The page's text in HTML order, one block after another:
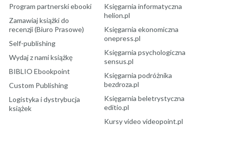
Program partnerski ebooki
Zamawiaj książki do
recenzji (Biuro Prasowe)
Self-publishing
Wydaj z nami książkę
BIBLIO Ebookpoint
Custom Publishing
Logistyka i dystrybucja
książek
Księgarnia informatyczna
helion.pl
Księgarnia ekonomiczna
onepress.pl
Księgarnia psychologiczna
sensus.pl
Księgarnia podróżnika
bezdroza.pl
Księgarnia beletrystyczna
editio.pl
Kursy video videopoint.pl